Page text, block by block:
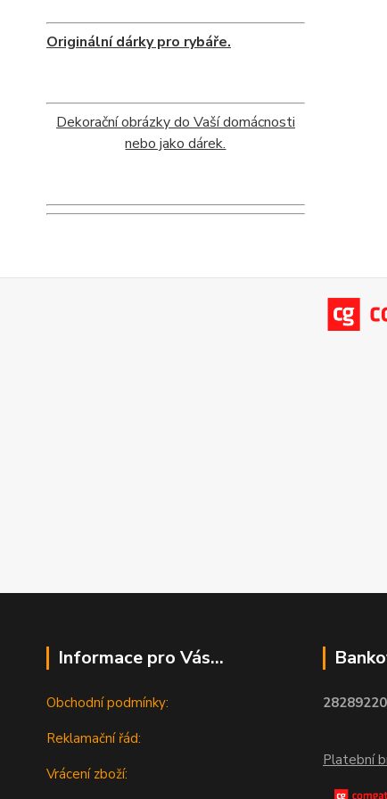
Originální dárky pro rybáře.
Dekorační obrázky do Vaší domácnosti
nebo jako dárek.
Informace pro Vás...
Obchodní podmínky:
Reklamační řád:
Vrácení zboží:
Platební